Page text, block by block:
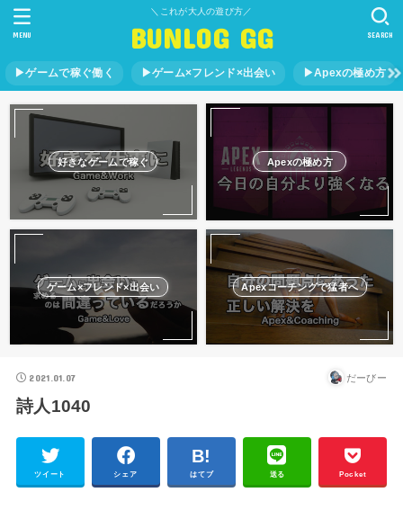
＼これが大人の遊び方／
BUNLOG GG
▶︎ゲームで稼ぐ働く ▶︎ゲーム×フレンド×出会い ▶︎Apexの極め方
SEARCH
MENU
好きなゲームで稼ぐ Apexの極め方
ゲーム×フレンド×出会い Apexコーチングで猛者へ
2021.01.07 だーびー
詩人1040
ツイート シェア はてブ 送る Pocket